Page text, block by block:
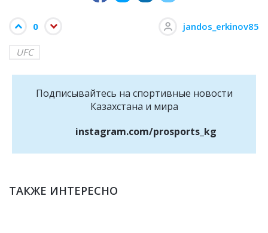
0 jandos_erkinov85
UFC
Подписывайтесь на cпортивные новости
Казахстана и мира
instagram.com/prosports_kg
ТАКЖЕ ИНТЕРЕСНО